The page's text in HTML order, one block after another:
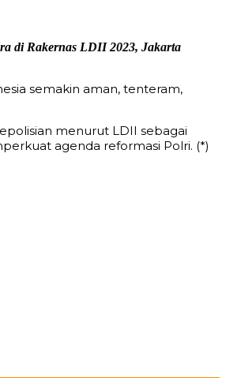
di Rakernas LDII 2023, Jakarta
semakin aman, tenteram,
menurut LDII sebagai
agenda reformasi Polri. (*)